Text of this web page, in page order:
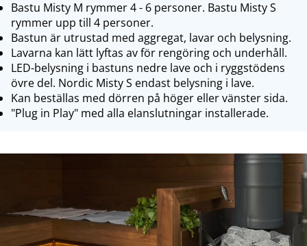
Bastu Misty M rymmer 4 - 6 personer. Bastu Misty S
rymmer upp till 4 personer.
Bastun är utrustad med aggregat, lavar och belysning.
Lavarna kan lätt lyftas av för rengöring och underhåll.
LED-belysning i bastuns nedre lave och i ryggstödens
övre del. Nordic Misty S endast belysning i lave.
Kan beställas med dörren på höger eller vänster sida.
"Plug in Play" med alla elanslutningar installerade.